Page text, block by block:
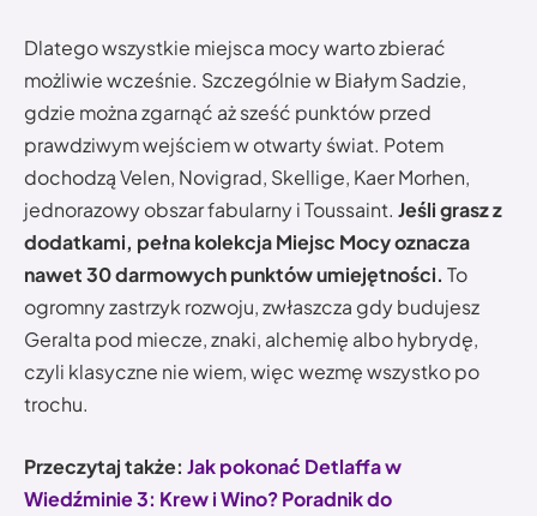
Dlatego wszystkie miejsca mocy warto zbierać
możliwie wcześnie. Szczególnie w Białym Sadzie,
gdzie można zgarnąć aż sześć punktów przed
prawdziwym wejściem w otwarty świat. Potem
dochodzą Velen, Novigrad, Skellige, Kaer Morhen,
jednorazowy obszar fabularny i Toussaint. Jeśli grasz z
dodatkami, pełna kolekcja Miejsc Mocy oznacza
nawet 30 darmowych punktów umiejętności. To
ogromny zastrzyk rozwoju, zwłaszcza gdy budujesz
Geralta pod miecze, znaki, alchemię albo hybrydę,
czyli klasyczne nie wiem, więc wezmę wszystko po
trochu.
Przeczytaj także: Jak pokonać Detlaffa w
Wiedźminie 3: Krew i Wino? Poradnik do